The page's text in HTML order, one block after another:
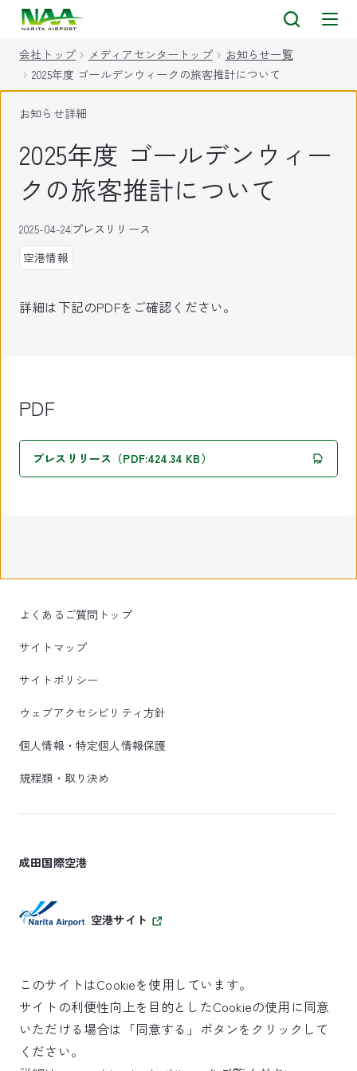
会社トップ メディアセンタートップ
お知らせ一覧
2025年度 ゴールデンウィークの旅客推計について
お知らせ詳細
2025年度 ゴールデンウィー
クの旅客推計について
2025-04-24プレスリリース
空港情報
詳細は下記のPDFをご確認ください。
PDF
プレスリリース（PDF:424.34 KB）
よくあるご質問トップ
サイトマップ
サイトポリシー
ウェブアクセシビリティ方針
個人情報・特定個人情報保護
規程類・取り決め
成田国際空港
空港サイト
SKYTRAX
5スターエアポート
このサイトはCookieを使用しています。
サイトの利便性向上を目的としたCookieの使用に同意
いただける場合は「同意する」ボタンをクリックして
ください。